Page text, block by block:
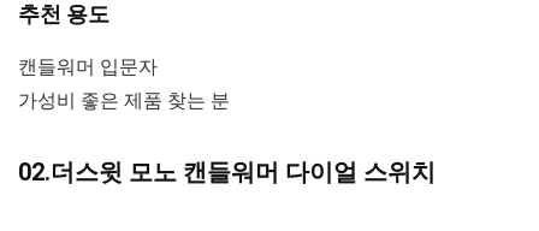
추천 용도
캔들워머 입문자
가성비 좋은 제품 찾는 분
02.더스윗 모노 캔들워머 다이얼 스위치